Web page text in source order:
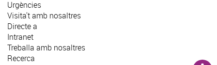
Urgències
Visita't amb nosaltres
Directe a
Intranet
Treballa amb nosaltres
Recerca